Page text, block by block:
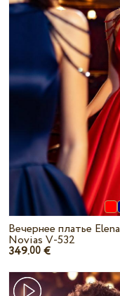
Вечернее платье Elena
Novias V-532
349.00€